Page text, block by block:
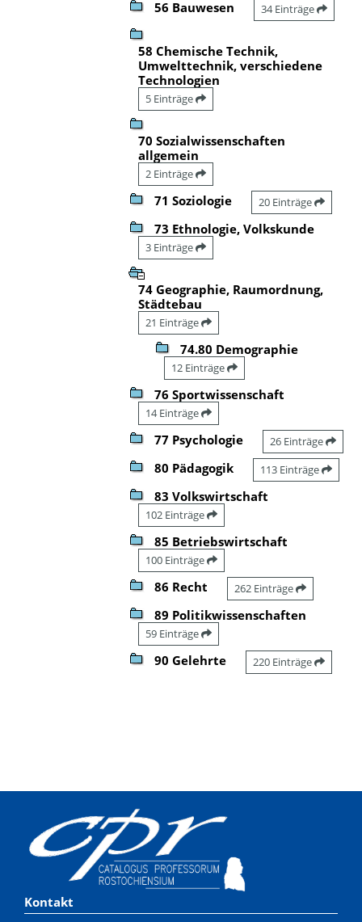
56 Bauwesen 34 Einträge
58 Chemische Technik,
Umwelttechnik, verschiedene
Technologien
5 Einträge
70 Sozialwissenschaften
allgemein
2 Einträge
71 Soziologie 20 Einträge
73 Ethnologie, Volkskunde
3 Einträge
74 Geographie, Raumordnung,
Städtebau
21 Einträge
74.80 Demographie
12 Einträge
76 Sportwissenschaft
14 Einträge
77 Psychologie 26 Einträge
80 Pädagogik 113 Einträge
83 Volkswirtschaft
102 Einträge
85 Betriebswirtschaft
100 Einträge
86 Recht 262 Einträge
89 Politikwissenschaften
59 Einträge
90 Gelehrte 220 Einträge
Kontakt